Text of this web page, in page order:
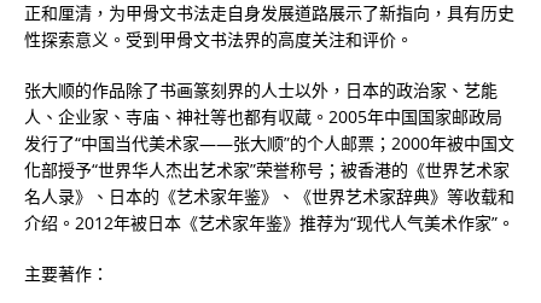
正和厘清，为甲骨文书法走自身发展道路展示了新指向，具有历史
性探索意义。受到甲骨文书法界的高度关注和评价。
张大顺的作品除了书画篆刻界的人士以外，日本的政治家、艺能
人、企业家、寺庙、神社等也都有収蔵。2005年中国国家邮政局
发行了“中国当代美术家――张大顺”的个人邮票；2000年被中国文
化部授予“世界华人杰出艺术家”荣誉称号；被香港的《世界艺术家
名人录》、日本的《艺术家年鉴》、《世界艺术家辞典》等收载和
介绍。2012年被日本《艺术家年鉴》推荐为“现代人气美术作家”。
主要著作：